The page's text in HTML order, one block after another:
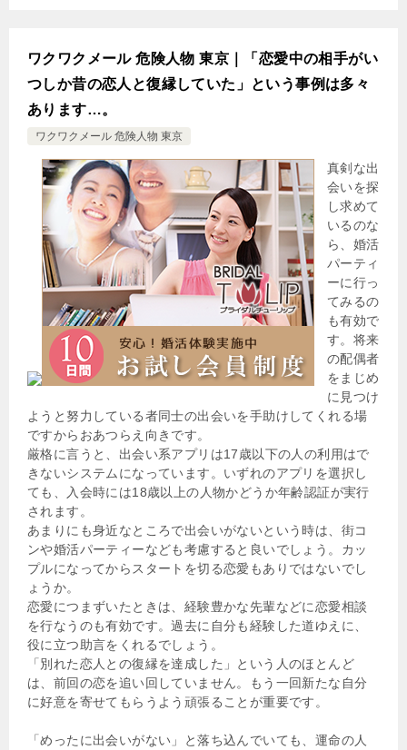
ワクワクメール 危険人物 東京｜「恋愛中の相手がい
つしか昔の恋人と復縁していた」という事例は多々
あります…。
ワクワクメール 危険人物 東京
真剣な出
会いを探
し求めて
いるのな
ら、婚活
パーティ
ーに行っ
てみるの
も有効で
す。将来
の配偶者
をまじめ
に見つけ
ようと努力している者同士の出会いを手助けしてくれる場
ですからおあつらえ向きです。
厳格に言うと、出会い系アプリは17歳以下の人の利用はで
きないシステムになっています。いずれのアプリを選択し
ても、入会時には18歳以上の人物かどうか年齢認証が実行
されます。
あまりにも身近なところで出会いがないという時は、街コ
ンや婚活パーティーなども考慮すると良いでしょう。カッ
プルになってからスタートを切る恋愛もありではないでし
ょうか。
恋愛につまずいたときは、経験豊かな先輩などに恋愛相談
を行なうのも有効です。過去に自分も経験した道ゆえに、
役に立つ助言をくれるでしょう。
「別れた恋人との復縁を達成した」という人のほとんど
は、前回の恋を追い回していません。もう一回新たな自分
に好意を寄せてもらうよう頑張ることが重要です。
「めったに出会いがない」と落ち込んでいても、運命の人